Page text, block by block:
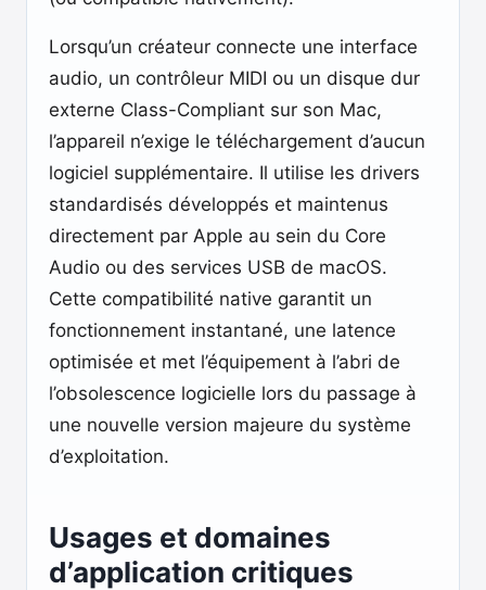
Lorsqu’un créateur connecte une interface
audio, un contrôleur MIDI ou un disque dur
externe Class-Compliant sur son Mac,
l’appareil n’exige le téléchargement d’aucun
logiciel supplémentaire. Il utilise les drivers
standardisés développés et maintenus
directement par Apple au sein du Core
Audio ou des services USB de macOS.
Cette compatibilité native garantit un
fonctionnement instantané, une latence
optimisée et met l’équipement à l’abri de
l’obsolescence logicielle lors du passage à
une nouvelle version majeure du système
d’exploitation.
Usages et domaines
d’application critiques